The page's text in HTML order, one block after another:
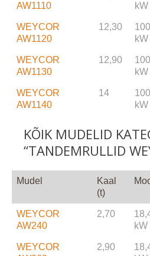
AW1110
kW
WEYCOR
AW1120
12,30
100
kW
WEYCOR
AW1130
12,90
100
kW
WEYCOR
AW1140
14
100
kW
KÕIK MUDELID
“TANDEMRULLID
Mudel
Kaal
(t)
WEYCOR
AW240
2,70
kW
WEYCOR
2,90